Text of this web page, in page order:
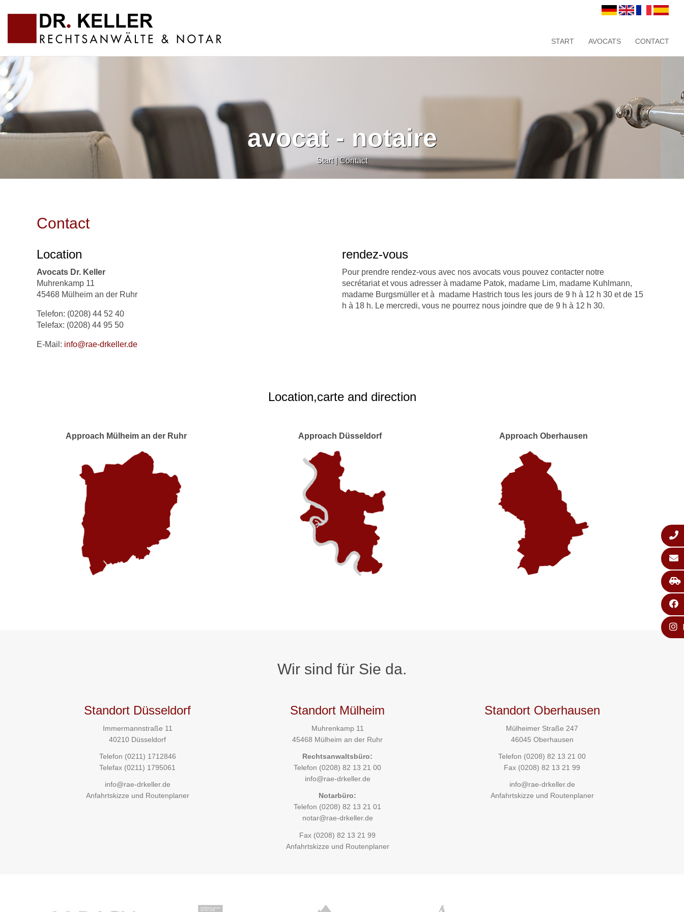
START AVOCATS CONTACT
avocat - notaire
Start|Contact
Contact
Location
Avocats Dr. Keller
Muhrenkamp 11
45468 Mülheim an der Ruhr
Telefon: (0208) 44 52 40
Telefax: (0208) 44 95 50
E-Mail: info@rae-drkeller.de
rendez-vous
Pour prendre rendez-vous avec nos avocats vous pouvez contacter notre
secrétariat et vous adresser à madame Patok, madame Lim, madame Kuhlmann,
madame Burgsmüller et à madame Hastrich tous les jours de 9 h à 12 h 30 et de 15
h à 18 h. Le mercredi, vous ne pourrez nous joindre que de 9 h à 12 h 30.
Location,carte and direction
Approach Mülheim an der Ruhr Approach Düsseldorf Approach Oberhausen
Wir sind für Sie da.
Standort Düsseldorf
Immermannstraße 11
40210 Düsseldorf
Telefon (0211) 1712846
Telefax (0211) 1795061
info@rae-drkeller.de
Anfahrtskizze und Routenplaner
Standort Mülheim
Muhrenkamp 11
45468 Mülheim an der Ruhr
Rechtsanwaltsbüro:
Telefon (0208) 82 13 21 00
info@rae-drkeller.de
Notarbüro:
Telefon (0208) 82 13 21 01
notar@rae-drkeller.de
Fax (0208) 82 13 21 99
Anfahrtskizze und Routenplaner
Standort Oberhausen
Mülheimer Straße 247
46045 Oberhausen
Telefon (0208) 82 13 21 00
Fax (0208) 82 13 21 99
info@rae-drkeller.de
Anfahrtskizze und Routenplaner